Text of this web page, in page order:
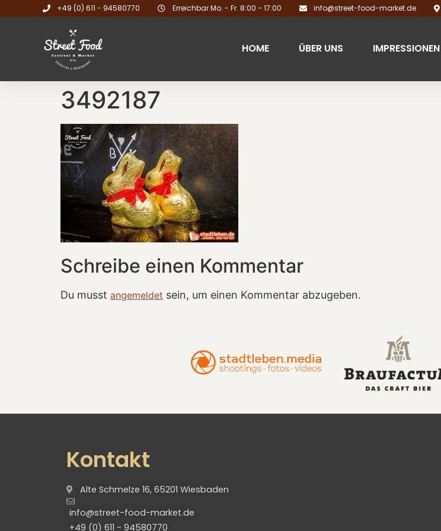
+49 (0) 611 - 94580770 Erreichbar Mo. - Fr. 8:00 - 17:00 info@street-food-market.de
HOME ÜBER UNS IMPRESSIONEN
3492187
Schreibe einen Kommentar
Du musst angemeldet sein, um einen Kommentar abzugeben.
Kontakt
Alte Schmelze 16, 65201 Wiesbaden
info@street-food-market.de
+49 (0) 611 - 94580770